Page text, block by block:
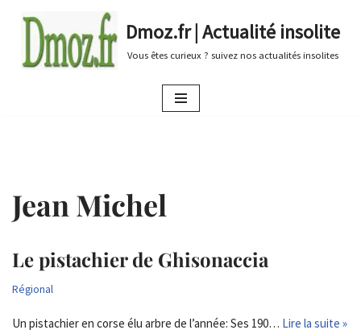
au
Dmoz.fr | Actualité insolite
Vous êtes curieux ? suivez nos actualités insolites
Jean Michel
Le pistachier de Ghisonaccia
Régional
Un pistachier en corse élu arbre de l’année: Ses 190… Lire la suite »